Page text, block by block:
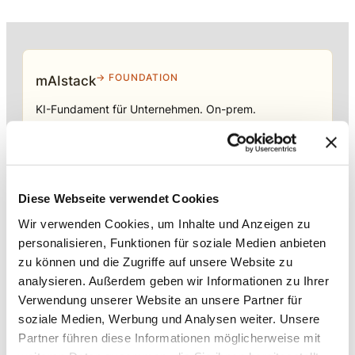
Diese Webseite verwendet Cookies
Wir verwenden Cookies, um Inhalte und Anzeigen zu
personalisieren, Funktionen für soziale Medien anbieten
zu können und die Zugriffe auf unsere Website zu
analysieren. Außerdem geben wir Informationen zu Ihrer
Verwendung unserer Website an unsere Partner für
soziale Medien, Werbung und Analysen weiter. Unsere
Partner führen diese Informationen möglicherweise mit
mAIstack→ FOUNDATION
KI-Fundament für Unternehmen. On-prem.
Amicable
Citizen Developer bauen Apps, IT hält die Kontrolle.
Schatten-IT wird zur Plattform
Enterprise VoiceAI→ VOICE
Realtime S2S, keine SaaS-Pipeline. Integriert in alle
gängigen Telefonanlagen.